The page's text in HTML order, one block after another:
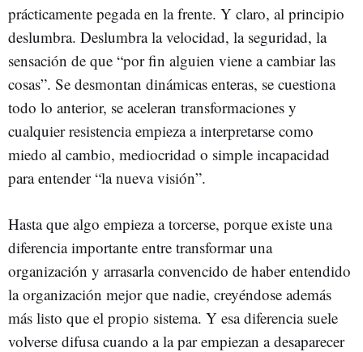
prácticamente pegada en la frente. Y claro, al principio
deslumbra. Deslumbra la velocidad, la seguridad, la
sensación de que “por fin alguien viene a cambiar las
cosas”. Se desmontan dinámicas enteras, se cuestiona
todo lo anterior, se aceleran transformaciones y
cualquier resistencia empieza a interpretarse como
miedo al cambio, mediocridad o simple incapacidad
para entender “la nueva visión”.
Hasta que algo empieza a torcerse, porque existe una
diferencia importante entre transformar una
organización y arrasarla convencido de haber entendido
la organización mejor que nadie, creyéndose además
más listo que el propio sistema. Y esa diferencia suele
volverse difusa cuando a la par empiezan a desaparecer